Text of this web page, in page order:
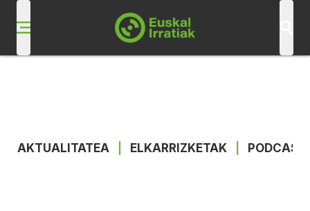
AKTUALITATEA ELKARRIZKETAK